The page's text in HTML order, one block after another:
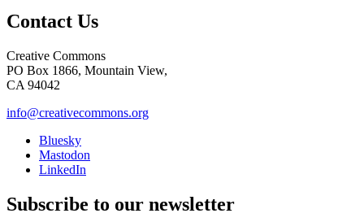
Contact Us
Creative Commons
PO Box 1866, Mountain View,
CA 94042
info@creativecommons.org
Bluesky
Mastodon
LinkedIn
Subscribe to our newsletter